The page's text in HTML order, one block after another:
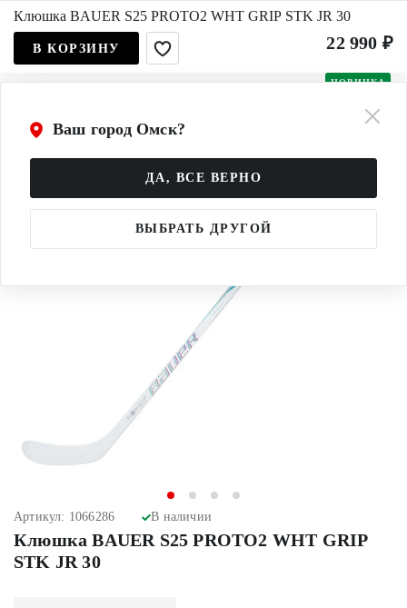
Ваш город Омск?
ДА, ВСЕ ВЕРНО
ВЫБРАТЬ ДРУГОЙ
НОВИНКА
Артикул: 1066286 В наличии
Клюшка BAUER S25 PROTO2 WHT GRIP
STK JR 30
Клюшка BAUER S25 PROTO2 WHT GRIP STK JR 30
22 990 ₽
В КОРЗИНУ